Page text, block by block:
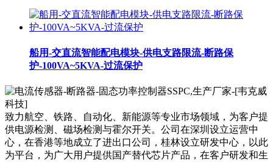
船用-交直流智能配电模块-供电支路限流-断路保
护-100VA~5KVA-过流保护
致力航空、铁路、自动化、新能源等专业市场领域，为客户提
供电源检测、磁场检测与霍尔开关。公司在深圳设立运营中
心，在香港等地成立了进出口公司，桂林设立研发中心，以此
为平台，为广大用户提供国产替代芯片产品，在客户研发和生